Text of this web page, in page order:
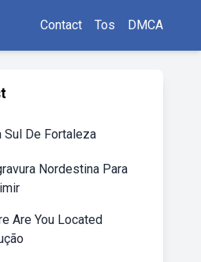
Contact Tos DMCA
Sul De Fortaleza
Nordestina Para
Are You Located